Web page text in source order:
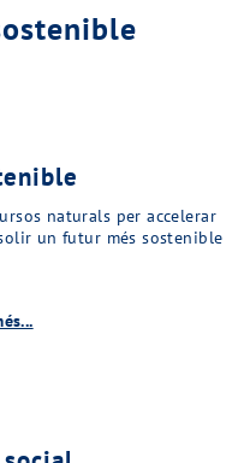
naturals per accelerar
un futur més sostenible